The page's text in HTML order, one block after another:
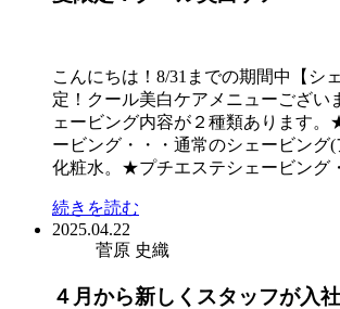
こんにちは！8/31までの期間中【シ
定！クール美白ケアメニューござい
ェービング内容が２種類あります
ービング・・・通常のシェービング(
化粧水。★プチエステシェービング
続きを読む
2025.04.22
菅原 史織
４月から新しくスタッフが入